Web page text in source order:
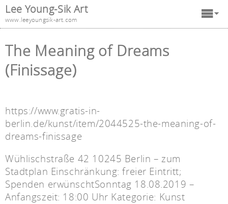
Lee Young-Sik Art
www.leeyoungsik-art.com
The Meaning of Dreams
(Finissage)
https://www.gratis-in-
berlin.de/kunst/item/2044525-the-meaning-of-
dreams-finissage
Wühlischstraße 42 10245 Berlin –zum
Stadtplan Einschränkung: freier Eintritt;
Spenden erwünschtSonntag 18.08.2019 –
Anfangszeit: 18:00 Uhr Kategorie: Kunst